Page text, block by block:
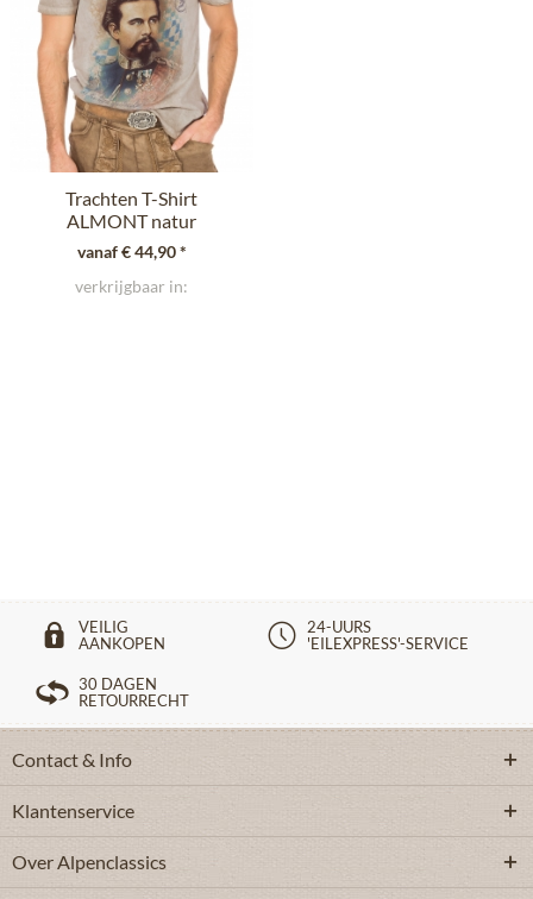
Trachten T-Shirt
ALMONT natur
vanaf € 44,90 *
verkrijgbaar in:
VEILIG
AANKOPEN
24-UURS
'EILEXPRESS'-SERVICE
30 DAGEN
RETOURRECHT
Contact & Info
Klantenservice
Over Alpenclassics